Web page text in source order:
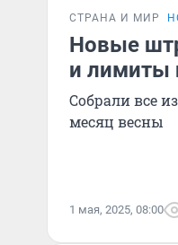
СТРАНА И МИР
Новые
и лимиты
Собрали все
месяц весны
1 мая, 2025, 08:00